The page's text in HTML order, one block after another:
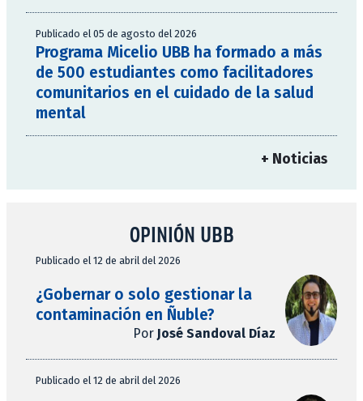
Publicado el 05 de agosto del 2026
Programa Micelio UBB ha formado a más
de 500 estudiantes como facilitadores
comunitarios en el cuidado de la salud
mental
+ Noticias
OPINIÓN UBB
Publicado el 12 de abril del 2026
¿Gobernar o solo gestionar la
contaminación en Ñuble?
Por José Sandoval Díaz
Publicado el 12 de abril del 2026